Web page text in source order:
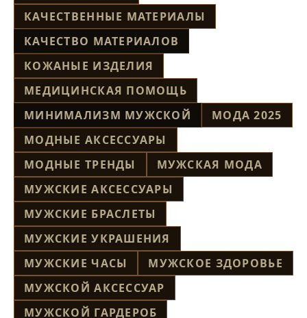
КАЧЕСТВЕННЫЕ МАТЕРИАЛЫ
КАЧЕСТВО МАТЕРИАЛОВ
КОЖАНЫЕ ИЗДЕЛИЯ
МЕДИЦИНСКАЯ ПОМОЩЬ
МИНИМАЛИЗМ МУЖСКОЙ
МОДА 2025
МОДНЫЕ АКСЕССУАРЫ
МОДНЫЕ ТРЕНДЫ
МУЖСКАЯ МОДА
МУЖСКИЕ АКСЕССУАРЫ
МУЖСКИЕ БРАСЛЕТЫ
МУЖСКИЕ УКРАШЕНИЯ
МУЖСКИЕ ЧАСЫ
МУЖСКОЕ ЗДОРОВЬЕ
МУЖСКОЙ АКСЕССУАР
МУЖСКОЙ ГАРДЕРОБ